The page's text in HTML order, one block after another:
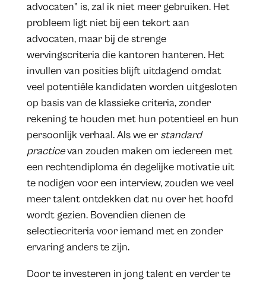
advocaten” is, zal ik niet meer gebruiken. Het
probleem ligt niet bij een tekort aan
advocaten, maar bij de strenge
wervingscriteria die kantoren hanteren. Het
invullen van posities blijft uitdagend omdat
veel potentiële kandidaten worden uitgesloten
op basis van de klassieke criteria, zonder
rekening te houden met hun potentieel en hun
persoonlijk verhaal. Als we er standard
practicevan zouden maken om iedereen met
een rechtendiploma én degelijke motivatie uit
te nodigen voor een interview, zouden we veel
meer talent ontdekken dat nu over het hoofd
wordt gezien. Bovendien dienen de
selectiecriteria voor iemand met en zonder
ervaring anders te zijn.
Door te investeren in jong talent en verder te